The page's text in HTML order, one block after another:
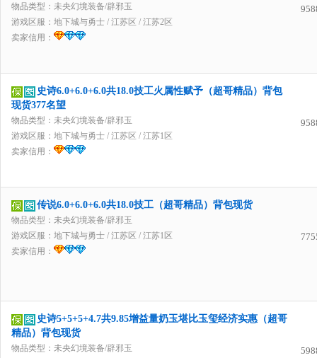
物品类型：未央幻境装备/辟邪玉
游戏区服： 地下城与勇士 / 江苏区 / 江苏2区
卖家信用：
史诗6.0+6.0+6.0共18.0技工火属性赋予（超哥精品）背包
现货377名望
物品类型：未央幻境装备/辟邪玉
游戏区服： 地下城与勇士 / 江苏区 / 江苏1区
卖家信用：
传说6.0+6.0+6.0共18.0技工（超哥精品）背包现货
物品类型：未央幻境装备/辟邪玉
游戏区服： 地下城与勇士 / 江苏区 / 江苏1区
卖家信用：
史诗5+5+5+4.7共9.85增益量奶玉堪比玉玺经济实惠（超哥
精品）背包现货
物品类型：未央幻境装备/辟邪玉